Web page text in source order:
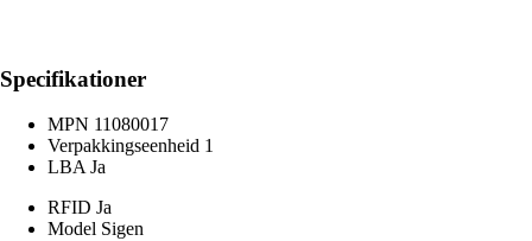
Specifikationer
MPN 11080017
Verpakkingseenheid 1
LBAJa
RFID Ja
Model Sigen